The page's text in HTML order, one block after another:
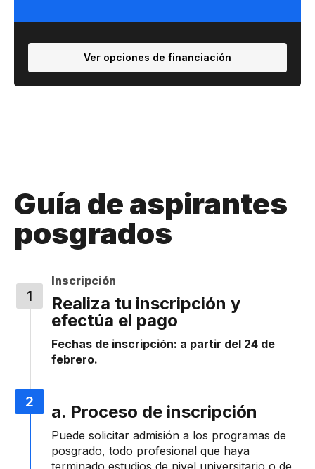
Ver opciones de financiación
Guía de aspirantes
posgrados
Inscripción
Realiza tu inscripción y
efectúa el pago
Fechas de inscripción: a partir del 24 de
febrero.
a. Proceso de inscripción
Puede solicitar admisión a los programas de
posgrado, todo profesional que haya